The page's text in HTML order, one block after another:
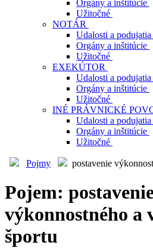
Orgány a inštitúcie
Užitočné
NOTÁR
Udalosti a podujatia
Orgány a inštitúcie
Užitočné
EXEKÚTOR
Udalosti a podujatia
Orgány a inštitúcie
Užitočné
INÉ PRÁVNICKÉ
Udalosti a podujatia
Orgány a inštitúcie
Užitočné
Pojmy postavenie
Pojem:
výkonnostného a
športu